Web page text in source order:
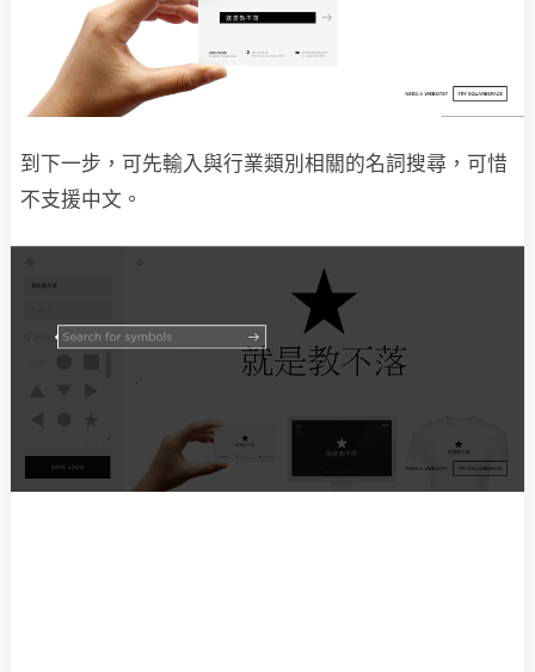
到下一步，可先輸入與行業類別相關的名詞搜尋，可惜
不支援中文。